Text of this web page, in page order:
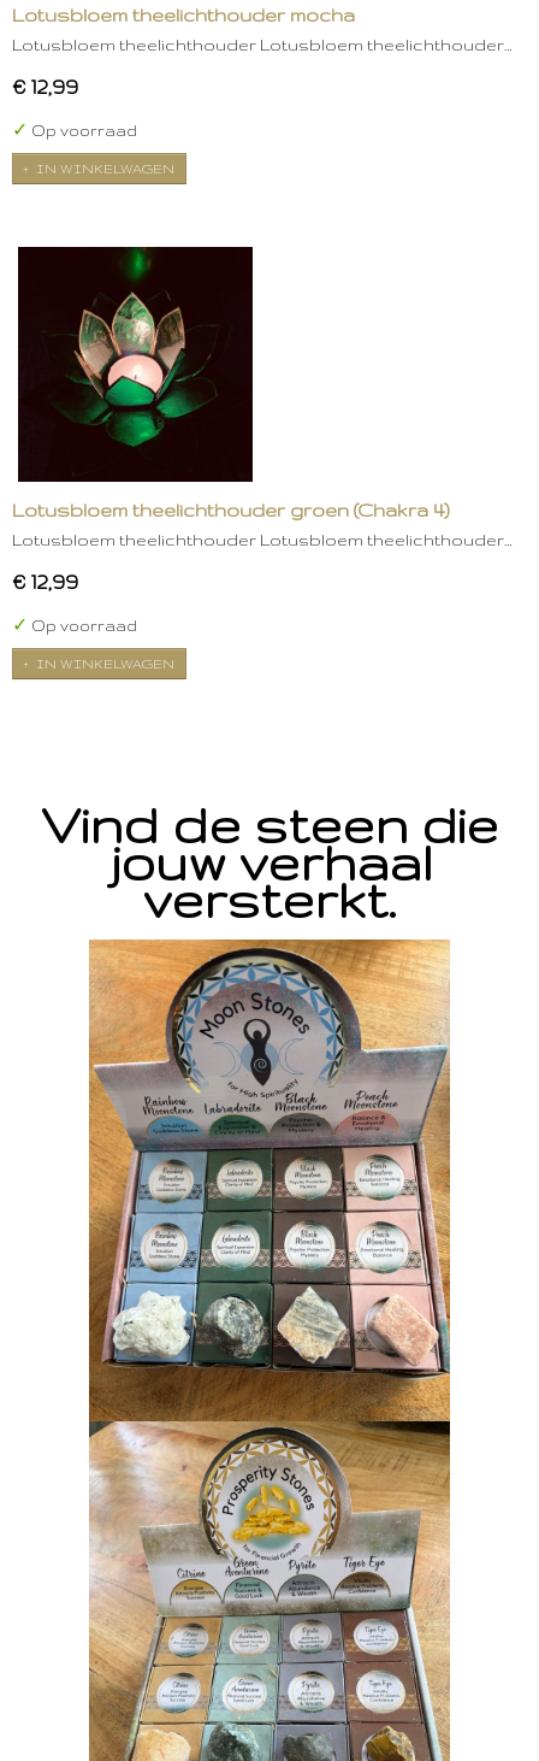
Lotusbloem theelichthouder mocha
Lotusbloem theelichthouder Lotusbloem theelichthouder…
€ 12,99
✓ Op voorraad
IN WINKELWAGEN
Lotusbloem theelichthouder groen (Chakra 4)
Lotusbloem theelichthouder Lotusbloem theelichthouder…
€ 12,99
✓ Op voorraad
IN WINKELWAGEN
Vind de steen die
jouw verhaal
versterkt.